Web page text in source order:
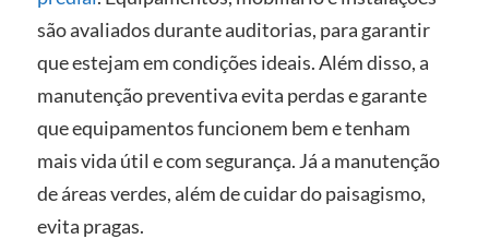
são avaliados durante auditorias, para garantir
que estejam em condições ideais. Além disso, a
manutenção preventiva evita perdas e garante
que equipamentos funcionem bem e tenham
mais vida útil e com segurança. Já a manutenção
de áreas verdes, além de cuidar do paisagismo,
evita pragas.